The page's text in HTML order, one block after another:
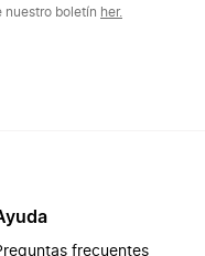
nuestro boletín her.
frecuentes